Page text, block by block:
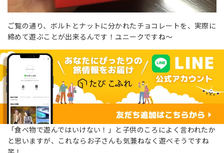
ご覧の通り、ボルトとナットに分かれたチョコレートを、実際に
締めて遊ぶことが出来るんです！ユニークですね～
「食べ物で遊んではいけない！」と子供のころによく言われたか
と思いますが、これならお子さんも気兼ねなく遊べそうですね